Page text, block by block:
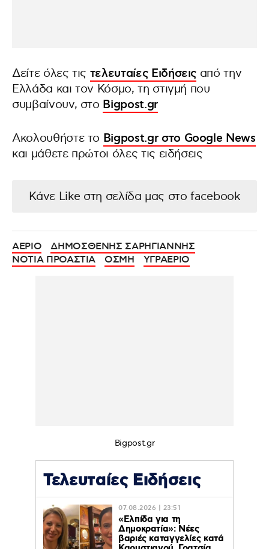
Δείτε όλες τις τελευταίες Ειδήσεις από την
Ελλάδα και τον Κόσμο, τη στιγμή που
συμβαίνουν, στο Bigpost.gr
Ακολουθήστε το Bigpost.gr στο Google News
και μάθετε πρώτοι όλες τις ειδήσεις
Κάνε Like στη σελίδα μας στο facebook
ΑΕΡΙΟ
ΔΗΜΟΣΘΕΝΗΣ ΣΑΡΗΓΙΑΝΝΗΣ
ΝΟΤΙΑ ΠΡΟΑΣΤΙΑ
ΟΣΜΗ ΥΓΡΑΕΡΙΟ
Bigpost.gr
Τελευταίες Ειδήσεις
07.08.2026 | 23:51
«Ελπίδα για τη
Δημοκρατία»: Νέες
βαριές καταγγελίες κατά